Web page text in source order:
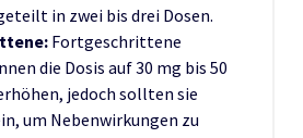
in zwei bis drei Dosen.
Fortgeschrittene
die Dosis auf 30 mg bis 50
jedoch sollten sie
um Nebenwirkungen zu